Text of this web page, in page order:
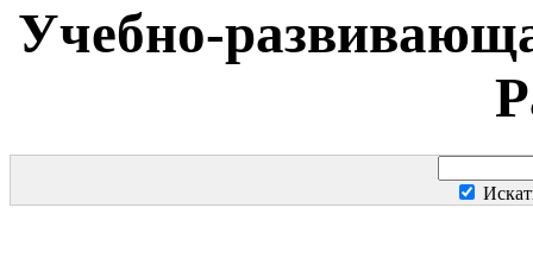
Учебно-